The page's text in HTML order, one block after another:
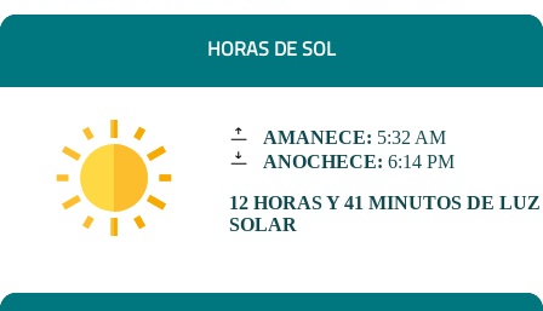
HORAS DE SOL
AMANECE: 5:32 AM
ANOCHECE: 6:14 PM
12 HORAS Y 41 MINUTOS DE LUZ
SOLAR